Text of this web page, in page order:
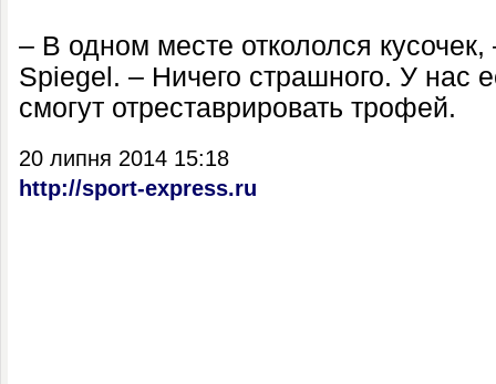
– В одном месте откололся
Spiegel. – Ничего страшного. У нас
смогут отреставрировать трофей.
20 липня 2014 15:18
http://sport-express.ru